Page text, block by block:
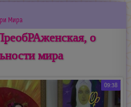
Мира
о
мира
09:38